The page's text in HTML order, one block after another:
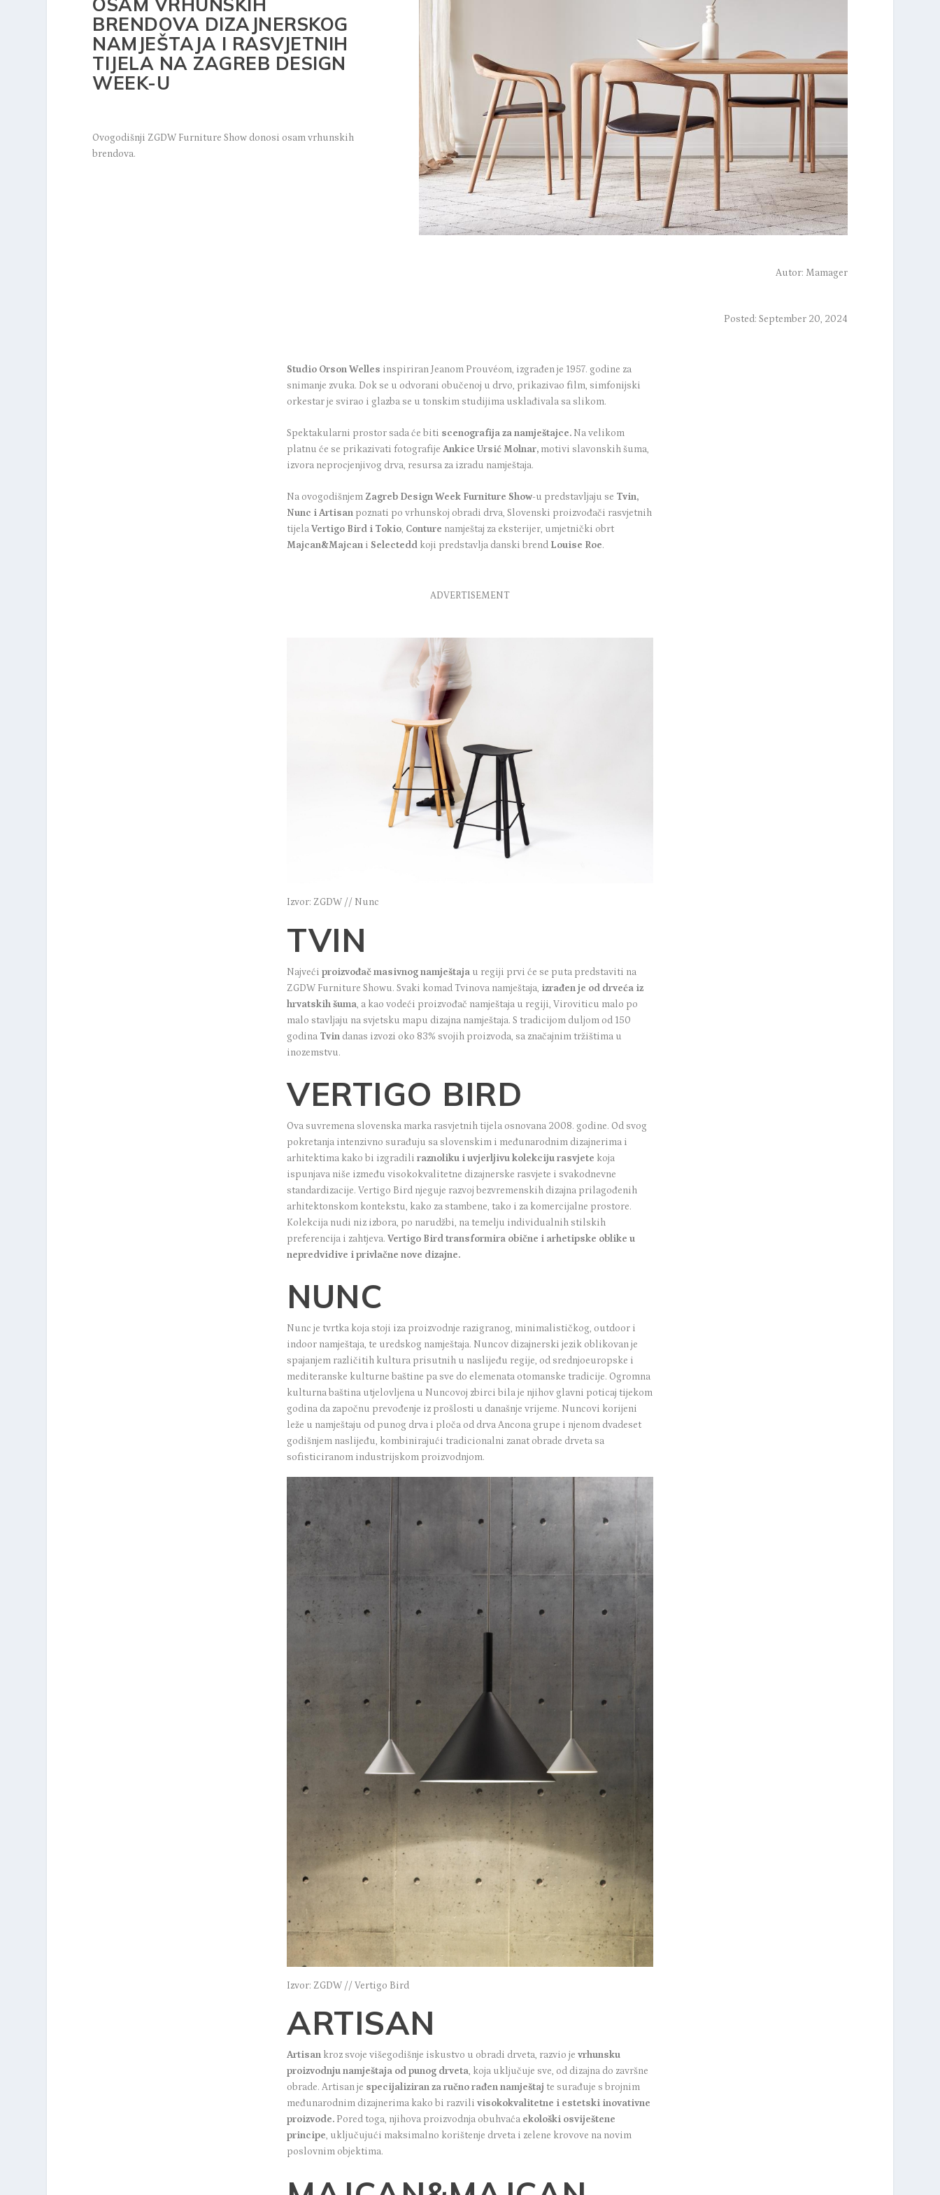
OSAM VRHUNSKIH
BRENDOVA DIZAJNERSKOG
NAMJEŠTAJA I RASVJETNIH
TIJELA NA ZAGREB DESIGN
WEEK-U
Ovogodišnji ZGDW Furniture Show donosi osam vrhunskih
brendova.
Autor: Mamager
Posted: September 20, 2024
Studio Orson Welles inspiriran Jeanom Prouvéom, izgrađen je 1957. godine za
snimanje zvuka. Dok se u odvorani obučenoj u drvo, prikazivao film, simfonijski
orkestar je svirao i glazba se u tonskim studijima usklađivala sa slikom.
Spektakularni prostor sada će biti scenografija za namještajce. Na velikom
platnu će se prikazivati fotografijeAnkice Ursić Molnar, motivi slavonskih šuma,
izvora neprocjenjivog drva, resursa za izradu namještaja.
Na ovogodišnjem Zagreb Design Week Furniture Show-u predstavljaju se Tvin,
Nunc i Artisan poznati po vrhunskoj obradi drva, Slovenski proizvođači rasvjetnih
tijelaVertigo Bird i Tokio, Conture namještaj za eksterijer, umjetnički obrt
Majcan&Majcan iSelectedd koji predstavlja danski brend Louise Roe.
ADVERTISEMENT
Izvor: ZGDW // Nunc
TVIN
Najvećiproizvođač masivnog namještaja u regiji prvi će se puta predstaviti na
ZGDW Furniture Showu. Svaki komad Tvinova namještaja, izrađen je od drveća iz
hrvatskih šuma, a kao vodeći proizvođač namještaja u regiji, Viroviticu malo po
malo stavljaju na svjetsku mapu dizajna namještaja. S tradicijom duljom od 150
godina Tvin danas izvozi oko 83% svojih proizvoda, sa značajnim tržištima u
inozemstvu.
VERTIGO BIRD
Ova suvremena slovenska marka rasvjetnih tijela osnovana 2008. godine. Od svog
pokretanja intenzivno surađuju sa slovenskim i međunarodnim dizajnerima i
arhitektima kako bi izgradiliraznoliku i uvjerljivu kolekciju rasvjete koja
ispunjava niše između visokokvalitetne dizajnerske rasvjete i svakodnevne
standardizacije. Vertigo Bird njeguje razvoj bezvremenskih dizajna prilagođenih
arhitektonskom kontekstu, kako za stambene, tako i za komercijalne prostore.
Kolekcija nudi niz izbora, po narudžbi, na temelju individualnih stilskih
preferencija i zahtjeva.Vertigo Birdtransformira obične i arhetipske oblike u
nepredvidive i privlačne nove dizajne.
NUNC
Nunc je tvrtka koja stoji iza proizvodnje razigranog, minimalističkog, outdoor i
indoor namještaja, te uredskog namještaja. Nuncov dizajnerski jezik oblikovan je
spajanjem različitih kultura prisutnih u naslijeđu regije, od srednjoeuropske i
mediteranske kulturne baštine pa sve do elemenata otomanske tradicije. Ogromna
kulturna baština utjelovljena u Nuncovoj zbirci bila je njihov glavni poticaj tijekom
godina da započnu prevođenje iz prošlosti u današnje vrijeme. Nuncovi korijeni
leže u namještaju od punog drva i ploča od drva Ancona grupe i njenom dvadeset
godišnjem naslijeđu, kombinirajući tradicionalni zanat obrade drveta sa
sofisticiranom industrijskom proizvodnjom.
Izvor: ZGDW // Vertigo Bird
ARTISAN
Artisan kroz svoje višegodišnje iskustvo u obradi drveta, razvio jevrhunsku
proizvodnju namještaja od punog drveta, koja uključuje sve, od dizajna do završne
obrade. Artisan je specijaliziran za ručno rađen namještaj te surađuje s brojnim
međunarodnim dizajnerima kako bi razvilivisokokvalitetne i estetski inovativne
proizvode. Pored toga, njihova proizvodnja obuhvaća ekološki osviještene
principe, uključujući maksimalno korištenje drveta i zelene krovove na novim
poslovnim objektima.